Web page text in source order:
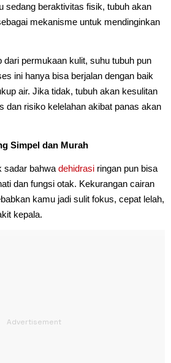
sedang beraktivitas fisik, tubuh akan
mekanisme untuk mendinginkan
dari permukaan kulit, suhu tubuh pun
ini hanya bisa berjalan dengan baik
air. Jika tidak, tubuh akan kesulitan
dan risiko kelelahan akibat panas akan
Simpel dan Murah
sadar bahwa dehidrasi ringan pun bisa
dan fungsi otak. Kekurangan cairan
kamu jadi sulit fokus, cepat lelah,
kepala.